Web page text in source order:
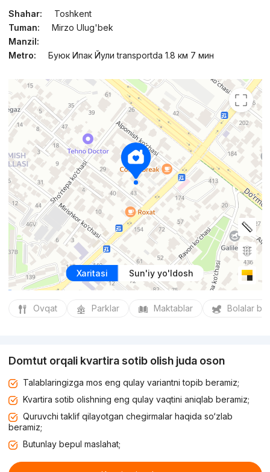
Shahar:
Toshkent
Tuman:
Mirzo Ulug'bek
Manzil:
Metro:
Буюк Ипак Йули transportda 1.8 км 7 мин
Xaritasi Sun'iy yo'ldosh
Ovqat Parklar Maktablar Bolalar
Domtut orqali kvartira sotib olish juda oson
Talablaringizga mos eng qulay variantni topib beramiz;
Kvartira sotib olishning eng qulay vaqtini aniqlab beramiz;
Quruvchi taklif qilayotgan chegirmalar haqida so‘zlab
beramiz;
Butunlay bepul maslahat;